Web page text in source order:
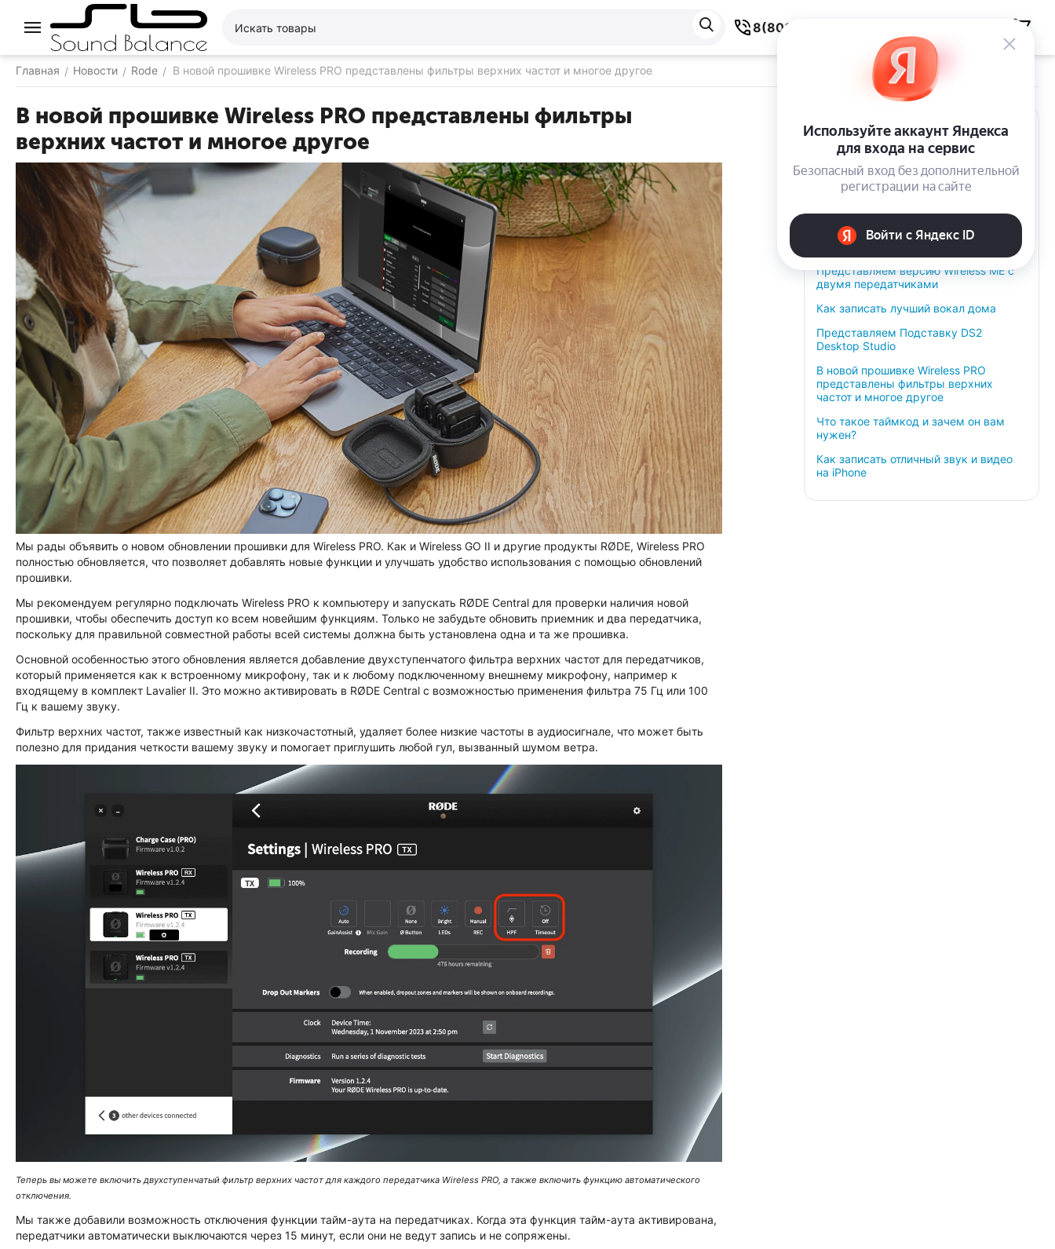
8(800) 550-59-38
Главная / Новости / Rode / В новой прошивке Wireless PRO представлены фильтры верхних частот и многое другое
В новой прошивке Wireless PRO представлены фильтры
верхних частот и многое другое
Мы рады объявить о новом обновлении прошивки для Wireless PRO. Как и Wireless GO II и другие продукты RØDE, Wireless PRO
полностью обновляется, что позволяет добавлять новые функции и улучшать удобство использования с помощью обновлений
прошивки.
Мы рекомендуем регулярно подключать Wireless PRO к компьютеру и запускать RØDE Central для проверки наличия новой
прошивки, чтобы обеспечить доступ ко всем новейшим функциям. Только не забудьте обновить приемник и два передатчика,
поскольку для правильной совместной работы всей системы должна быть установлена одна и та же прошивка.
Основной особенностью этого обновления является добавление двухступенчатого фильтра верхних частот для передатчиков,
который применяется как к встроенному микрофону, так и к любому подключенному внешнему микрофону, например к
входящему в комплект Lavalier II. Это можно активировать в RØDE Central с возможностью применения фильтра 75 Гц или 100
Гц к вашему звуку.
Фильтр верхних частот, также известный как низкочастотный, удаляет более низкие частоты в аудиосигнале, что может быть
полезно для придания четкости вашему звуку и помогает приглушить любой гул, вызванный шумом ветра.
Теперь вы можете включить двухступенчатый фильтр верхних частот для каждого передатчика Wireless PRO, а также включить функцию автоматического
отключения.
Мы также добавили возможность отключения функции тайм-аута на передатчиках. Когда эта функция тайм-аута активирована,
передатчики автоматически выключаются через 15 минут, если они не ведут запись и не сопряжены.
Недавнее
Представляем Wireless GO (Gen 3) —
следующее поколение самой
популярной в мире беспроводной
гарнитуры
самый маленький, простой и
стильный беспроводной микрофон
Представляем версию Wireless ME с
двумя передатчиками
Как записать лучший вокал дома
Представляем Подставку DS2
Desktop Studio
В новой прошивке Wireless PRO
представлены фильтры верхних
частот и многое другое
Что такое таймкод и зачем он вам
нужен?
Как записать отличный звук и видео
на iPhone